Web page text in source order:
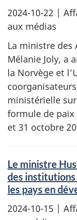
2024-10-22 |
aux médias
La ministre des
Mélanie Joly, a
la Norvège et
ministérielle
formule de paix
et 31 octobre
Le ministre
des
les pays en
2024-10-15 |